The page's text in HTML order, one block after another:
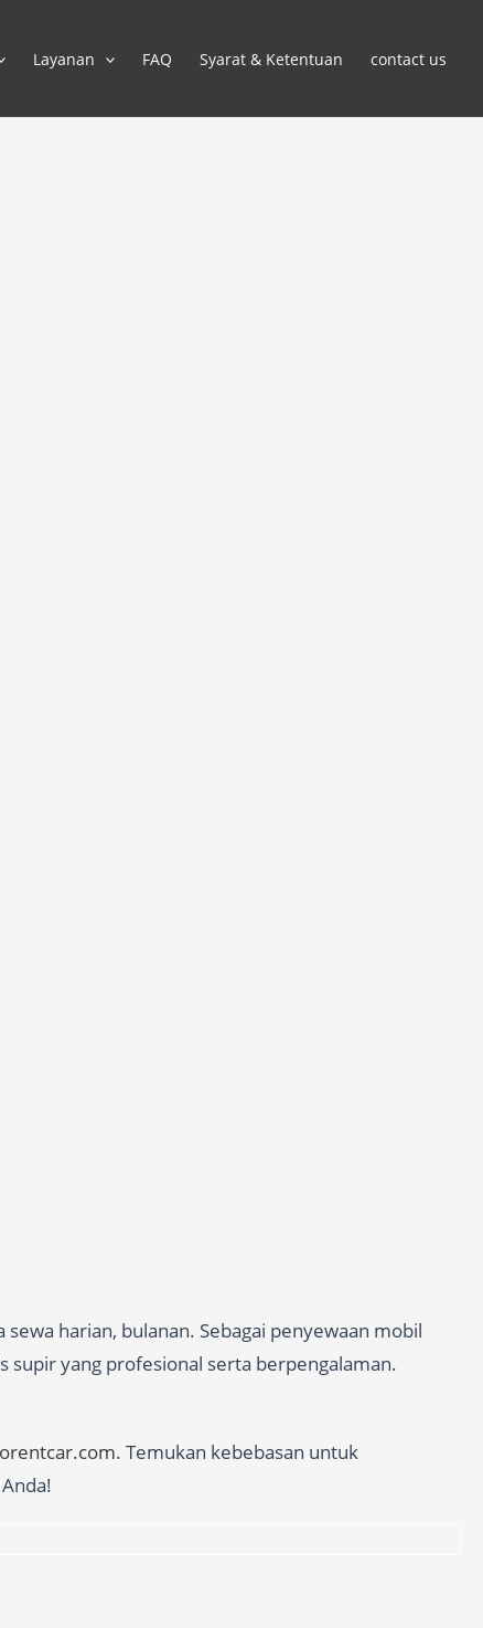
Layanan FAQ Syarat & Ketentuan contact us
harian, bulanan. Sebagai penyewaan mobil
yang profesional serta berpengalaman.
. Temukan kebebasan untuk